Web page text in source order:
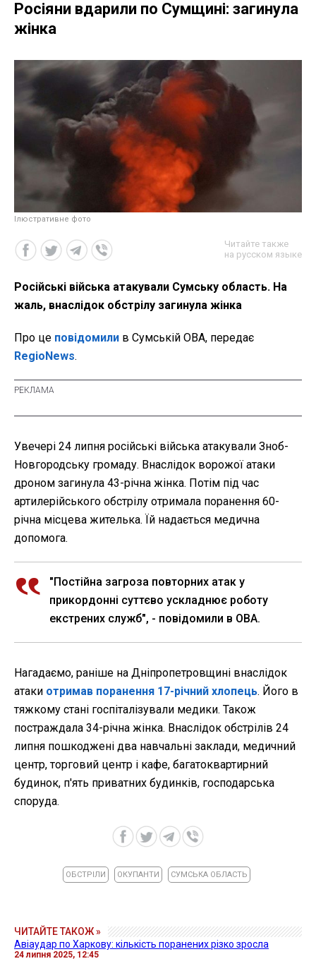
Росіяни вдарили по Сумщині: загинула
жінка
Ілюстративне фото
Читайте также
на русском языке
Російські війська атакували Сумську область. На
жаль, внаслідок обстрілу загинула жінка
Про це повідомили в Сумській ОВА, передає
RegioNews.
Увечері 24 липня російські війська атакували Зноб-
Новгородську громаду. Внаслідок ворожої атаки
дроном загинула 43-річна жінка. Потім під час
артилерійського обстрілу отримала поранення 60-
річна місцева жителька. Їй надається медична
допомога.
"Постійна загроза повторних атак у
прикордонні суттєво ускладнює роботу
екстрених служб", - повідомили в ОВА.
Нагадаємо, раніше на Дніпропетровщині внаслідок
атаки отримав поранення 17-річний хлопець. Його в
тяжкому стані госпіталізували медики. Також
постраждала 34-річна жінка. Внаслідок обстрілів 24
липня пошкоджені два навчальні заклади, медичний
центр, торговий центр і кафе, багатоквартирний
будинок, п'ять приватних будинків, господарська
споруда.
ОБСТРІЛИ ОКУПАНТИ СУМСЬКА ОБЛАСТЬ
ЧИТАЙТЕ ТАКОЖ »
Авіаудар по Харкову: кількість поранених різко зросла
24 липня 2025, 12:45